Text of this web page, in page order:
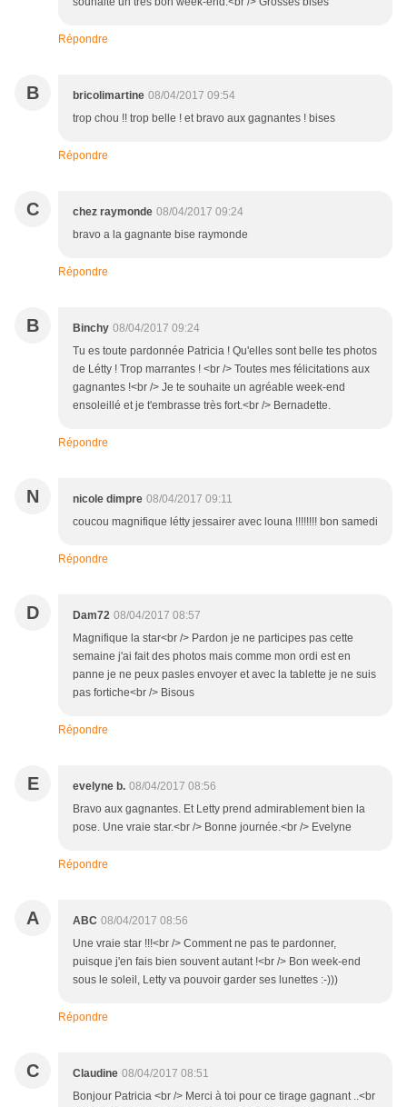
Répondre
B bricolimartine 08/04/2017 09:54
trop chou !! trop belle ! et bravo aux gagnantes ! bises
Répondre
C chez raymonde 08/04/2017 09:24
bravo a la gagnante bise raymonde
Répondre
B Binchy 08/04/2017 09:24
Tu es toute pardonnée Patricia ! Qu'elles sont belle tes photos
de Létty ! Trop marrantes ! <br /> Toutes mes félicitations aux
gagnantes !<br /> Je te souhaite un agréable week-end
ensoleillé et je t'embrasse très fort.<br /> Bernadette.
Répondre
N nicole dimpre 08/04/2017 09:11
coucou magnifique létty jessairer avec louna !!!!!!!! bon samedi
Répondre
D Dam72 08/04/2017 08:57
Magnifique la star<br /> Pardon je ne participes pas cette
semaine j'ai fait des photos mais comme mon ordi est en
panne je ne peux pasles envoyer et avec la tablette je ne suis
pas fortiche<br /> Bisous
Répondre
E evelyne b. 08/04/2017 08:56
Bravo aux gagnantes. Et Letty prend admirablement bien la
pose. Une vraie star.<br /> Bonne journée.<br /> Evelyne
Répondre
A ABC 08/04/2017 08:56
Une vraie star !!!<br /> Comment ne pas te pardonner,
puisque j'en fais bien souvent autant !<br /> Bon week-end
sous le soleil, Letty va pouvoir garder ses lunettes :-)))
Répondre
C Claudine 08/04/2017 08:51
Bonjour Patricia <br /> Merci à toi pour ce tirage gagnant ..<br